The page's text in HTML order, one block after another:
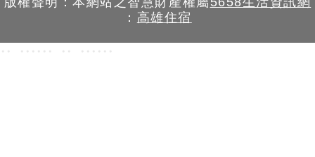
： 高雄住宿